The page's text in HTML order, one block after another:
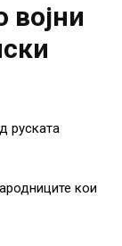
војни
руската
кои